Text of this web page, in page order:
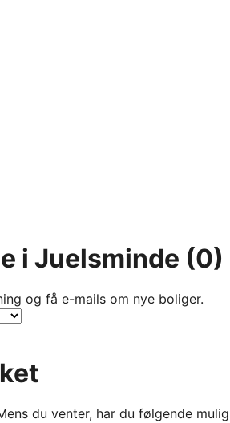
i Juelsminde (0)
og få e-mails om nye boliger.
du venter, har du følgende